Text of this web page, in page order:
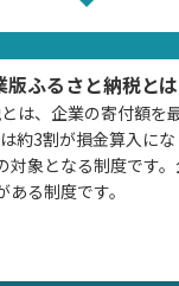
版ふるさと納税とは
は、企業の寄付額を
約3割が損金算入に
対象となる制度です
る制度です。